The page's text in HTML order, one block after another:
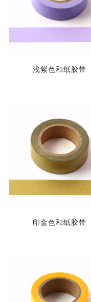
浅紫色和纸胶带
印金色和纸胶带